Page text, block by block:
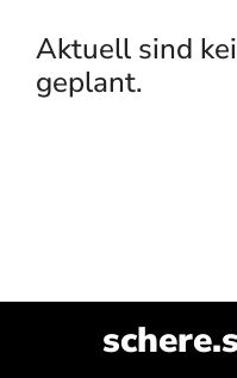
Service
SUCHE
Aktuell sind
geplant.